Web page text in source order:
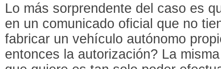
Lo más sorprendente del caso es
en un comunicado oficial que no
fabricar un vehículo autónomo
entonces la autorización? La